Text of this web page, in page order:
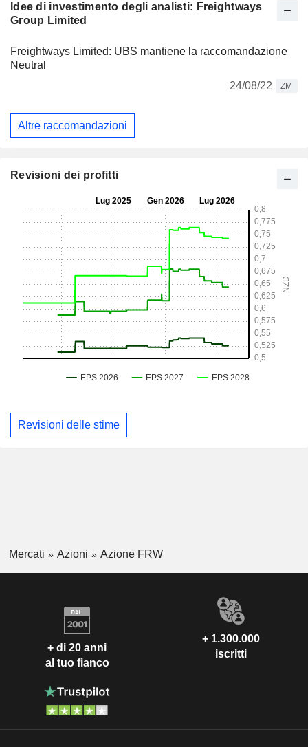
Idee di investimento degli analisti: Freightways
Group Limited
Freightways Limited: UBS mantiene la raccomandazione
Neutral
24/08/22
ZM
Altre raccomandazioni
Revisioni dei profitti
Revisioni delle stime
Mercati Azioni Azione FRW
+ di 20 anni
al tuo fianco
+ 1.300.000
iscritti